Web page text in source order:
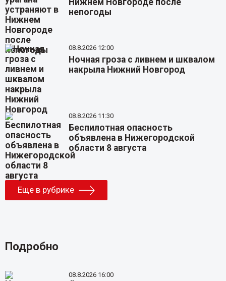
непогоды
08.8.2026 12:00
Ночная гроза с ливнем и шквалом
накрыла Нижний Новгород
08.8.2026 11:30
Беспилотная опасность
объявлена в Нижегородской
области 8 августа
Еще в рубрике
Подробно
08.8.2026 16:00